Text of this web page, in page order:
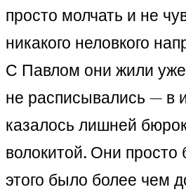
просто молчать и не
никакого неловкого
С Павлом они жили
не расписывались — в
казалось лишней
волокитой. Они
этого было более чем